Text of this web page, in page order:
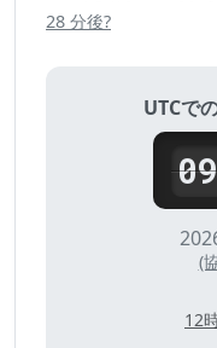
28 分後?
UTCで
09
(
12